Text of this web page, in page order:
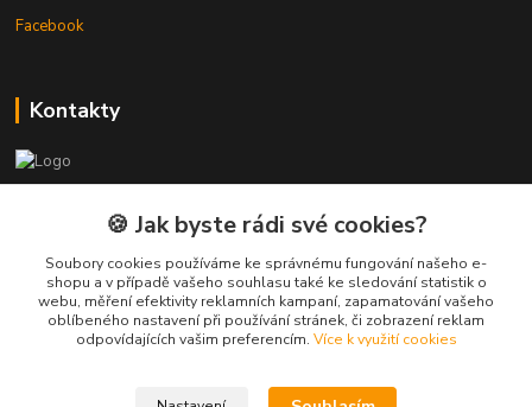
Facebook
Kontakty
Tomáš Placatka
+420 728 969 499
info@3dtisktopla-shop.cz
🍪 Jak byste rádi své cookies?
Soubory cookies používáme ke správnému fungování našeho e-
shopu a v případě vašeho souhlasu také ke sledování statistik o
webu, měření efektivity reklamních kampaní, zapamatování vašeho
oblíbeného nastavení při používání stránek, či zobrazení reklam
odpovídajících vašim preferencím. Více k využití cookies